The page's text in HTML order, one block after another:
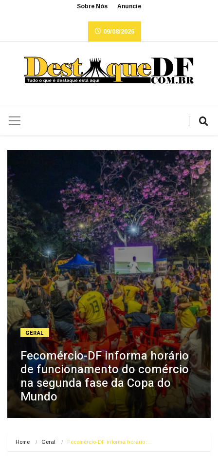
Sobre Nós Anuncie
09/08/2026
GERAL
Fecomércio-DF informa horário
de funcionamento do comércio
na segunda fase da Copa do
Mundo
Home Geral Fecomércio-DF informa horário…